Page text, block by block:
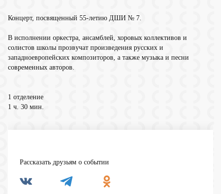
Концерт, посвященный 55-летию ДШИ № 7.
В исполнении оркестра, ансамблей, хоровых коллективов и
солистов школы прозвучат произведения русских и
западноевропейских композиторов, а также музыка и песни
современных авторов.
1 отделение
1 ч. 30 мин.
Рассказать друзьям о событии